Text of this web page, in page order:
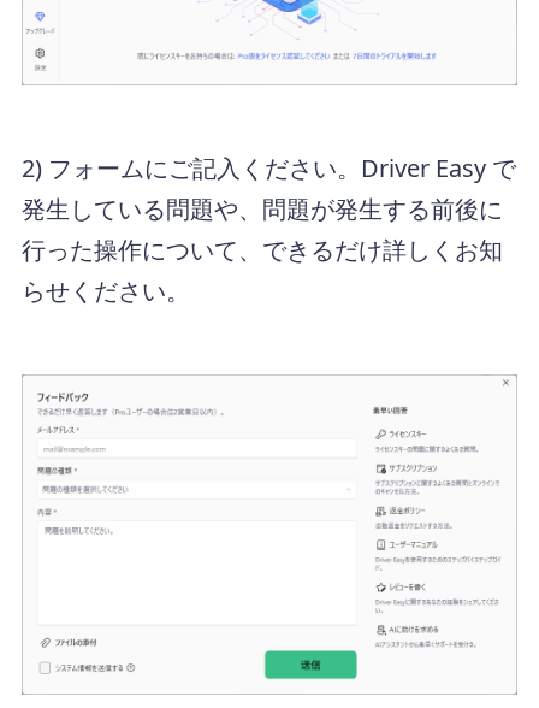
2) フォームにご記入ください。Driver Easy で
発生している問題や、問題が発生する前後に
行った操作について、できるだけ詳しくお知
らせください。